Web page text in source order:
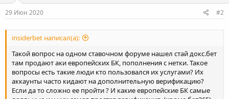
29 Июн 2020 #2
insiderbet написал(а):
Такой вопрос на одном ставочном форуме нашел стай докс.бет
там продают аки европейских БК, пополнения с нетки. Такое
вопросы есть такие люди кто пользовался их услугами? Их
аккаунты часто кидают на дополнительную верификацию?
Если да то сложно ее пройти ? И какие европейские БК самые